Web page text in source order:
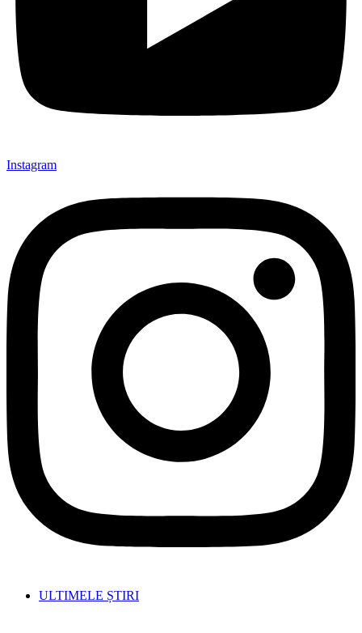
Instagram
ULTIMELE ȘTIRI